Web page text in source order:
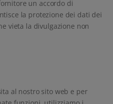
un accordo di
la protezione dei dati dei
vieta la divulgazione non
al nostro sito web e per